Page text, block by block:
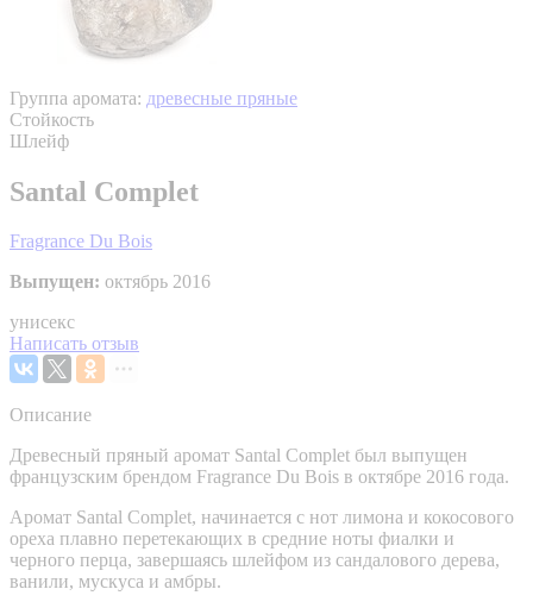
Группа аромата: древесные пряные
Стойкость
Шлейф
Santal Complet
Fragrance Du Bois
Выпущен: октябрь 2016
унисекс
Написать отзыв
Описание
Древесный пряный аромат Santal Complet был выпущен
французским брендом Fragrance Du Bois в октябре 2016 года.
Аромат Santal Complet, начинается с нот лимона и кокосового
ореха плавно перетекающих в средние ноты фиалки и
черного перца, завершаясь шлейфом из сандалового дерева,
ванили, мускуса и амбры.